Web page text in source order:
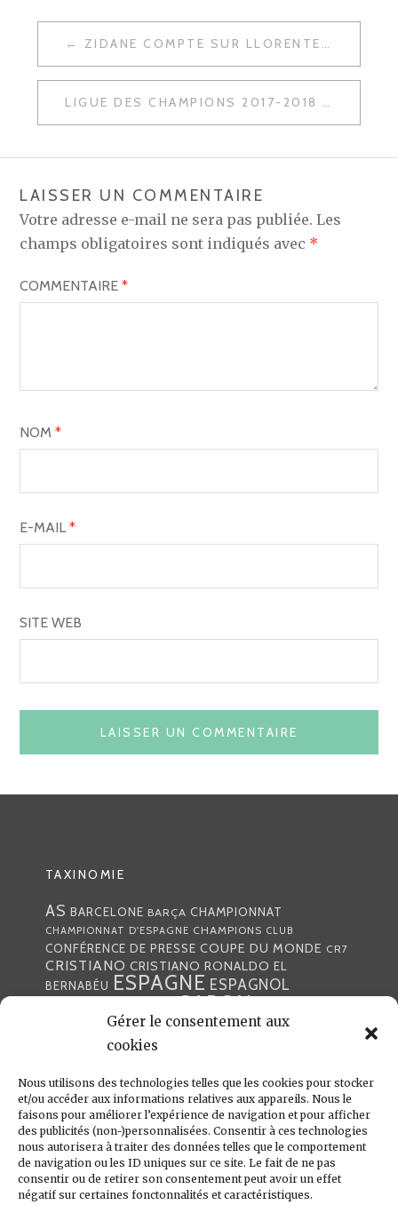
Gérer le consentement aux
cookies
Nous utilisons des technologies telles que les cookies pour stocker
et/ou accéder aux informations relatives aux appareils. Nous le
faisons pour améliorer l’expérience de navigation et pour afficher
des publicités (non-)personnalisées. Consentir à ces technologies
nous autorisera à traiter des données telles que le comportement
de navigation ou les ID uniques sur ce site. Le fait de ne pas
consentir ou de retirer son consentement peut avoir un effet
négatif sur certaines fonctonnalités et caractéristiques.
NAVIGATION
DE
L’ARTICLE
ZIDANE COMPTE SUR LLORENTE POUR SUPPLÉER CASEMIRO
LIGUE DES CHAMPIONS 2017-2018 : L’EFFECTIF DU REAL MADRID
LAISSER UN COMMENTAIRE
Votre adresse e-mail ne sera pas publiée. Les
champs obligatoires sont indiqués avec *
COMMENTAIRE*
NOM*
E-MAIL*
SITE WEB
TAXINOMIE
AS BARCELONE BARÇA CHAMPIONNAT
CHAMPIONNAT D'ESPAGNE CHAMPIONS CLUB
CONFÉRENCE DE PRESSE COUPE DU MONDE CR7
CRISTIANO CRISTIANO RONALDO EL
BERNABÉU ESPAGNE ESPAGNOL
GABON
JULEN LOPETEGUI KARIM BENZÉMA
LIGUE DES CHAMPIONS
MADRILÈNES MARCA MARCELO MERCATO
MERENGUE MERENGUES PORTUGAL PRESSE
PRESSE MADRILÈNEREALREAL
MADRID RONALDO SANTIAGO SOLARI
UEFA ZIDANE ZINÉDINE ZINÉDINE ZIDANE
LIENS UTILES